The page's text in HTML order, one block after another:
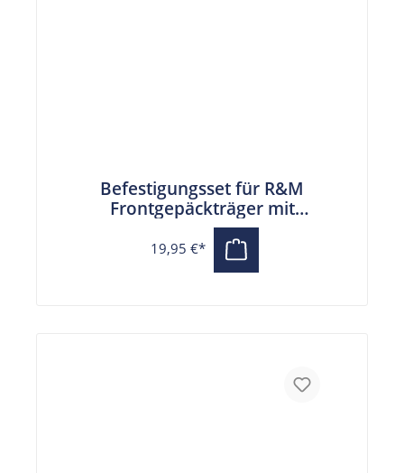
Befestigungsset für R&M
Frontgepäckträger mit
Flaschenhalter by Hoogendoorn
19,95 €*